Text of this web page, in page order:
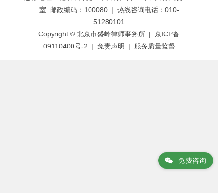
室 邮政编码：100080 | 热线咨询电话：010-
51280101
Copyright © 北京市盛峰律师事务所 | 京ICP备
09110400号-2 | 免责声明 | 服务质量监督
免费咨询